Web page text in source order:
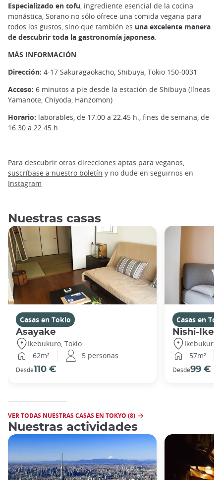
Especializado en tofu , ingrediente esencial de la cocina
monástica, Sorano no sólo ofrece una comida vegana para
todos los gustos, sino que también es una excelente manera
de descubrir toda la gastronomía japonesa
MÁS INFORMACIÓN
Dirección: 4-17 Sakuragaokacho, Shibuya, Tokio 150-0031
Acceso: 6 minutos a pie desde la estación de Shibuya (líneas
Yamanote, Chiyoda, Hanzomon)
Horario: laborables, de 17.00 a 22.45 h., fines de semana, de
16.30 a 22.45 h
Para descubrir otras direcciones aptas para veganos,
suscríbase a nuestro boletín y no dude en seguirnos en
Instagram
Nuestras casas
Casas en Tokio
Asayake
Ikebukuro, Tokio
62m²
5 personas
Desde110 €
Casas en
Nishi-
Ikebukuro,
57m²
Desde99 €
VER TODAS NUESTRAS CASAS EN TOKYO (8)
Nuestras actividades